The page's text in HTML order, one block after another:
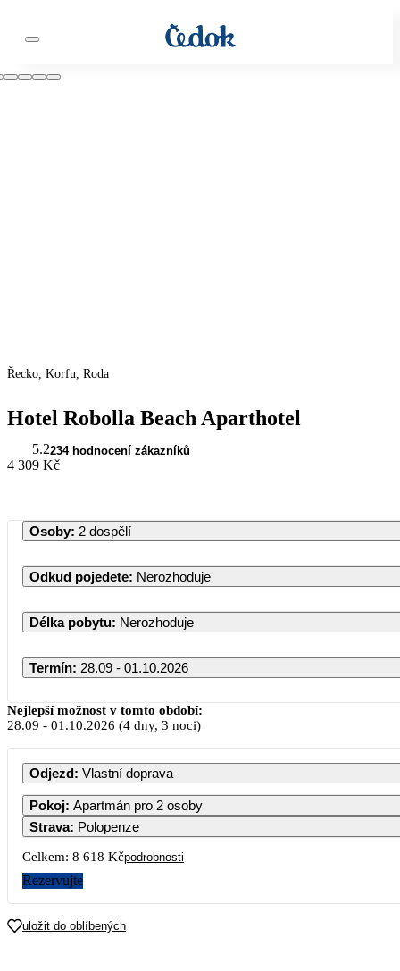
Řecko, Korfu, Roda
Hotel Robolla Beach Aparthotel
5.2234 hodnocení zákazníků
4 309 Kč
Osoby: 2 dospělí
Odkud pojedete: Nerozhoduje
Délka pobytu: Nerozhoduje
Termín: 28.09 - 01.10.2026
Nejlepší možnost v tomto období:
28.09 - 01.10.2026 (4 dny, 3 noci)
Odjezd: Vlastní doprava
Pokoj: Apartmán pro 2 osoby
Strava: Polopenze
Celkem: 8 618 Kčpodrobnosti
Rezervujte
uložit do oblíbených